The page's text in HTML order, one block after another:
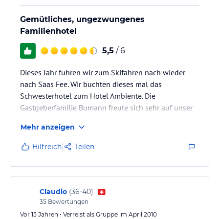
Gemütliches, ungezwungenes
Familienhotel
5,5 / 6
Dieses Jahr fuhren wir zum Skifahren nach wieder
nach Saas Fee. Wir buchten dieses mal das
Schwesterhotel zum Hotel Ambiente. Die
Gastgeberfamilie Bumann freute sich sehr auf unser
weiterempfehlen. Liegt sehr nahe am Skilift und zum
Zentrum sind es ca. 3 Gehminuten.
Werde in zwei Wochen wieder nach Saas Fee gehen.
Dieses mal wieder mit den Geschäftskollegen und ins
Hotel Ambiente.
Mehr anzeigen
Hilfreich Teilen
Claudio (36-40)
35 Bewertungen
Vor 15 Jahren • Verreist als Gruppe im April 2010